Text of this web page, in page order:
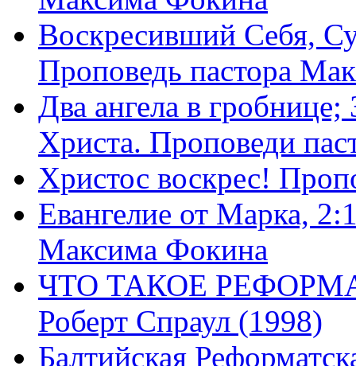
Воскресивший Себя,
Проповедь пастора
Два ангела в
Христа. Проповеди
Христос воскрес!
Евангелие от Марка,
Максима Фокина
ЧТО ТАКОЕ
Роберт Спраул (1998)
Балтийская